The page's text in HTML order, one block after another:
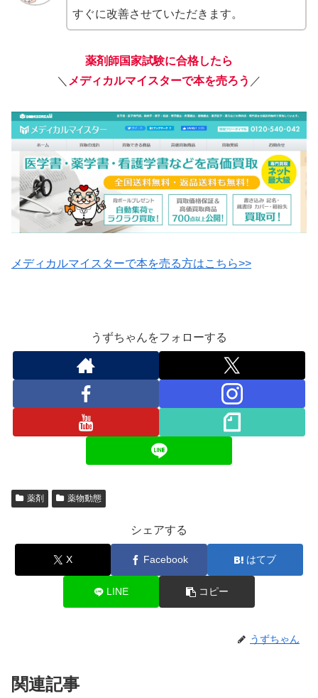
すぐに改善させていただきます。
薬剤師国家試験に合格したら
＼ メディカルマイスターで本を売ろう ／
メディカルマイスターで本を売る方はこちら>>
うずちゃんをフォローする
薬剤 薬物動態
シェアする
X Facebook はてブ
LINE コピー
うずちゃん
関連記事